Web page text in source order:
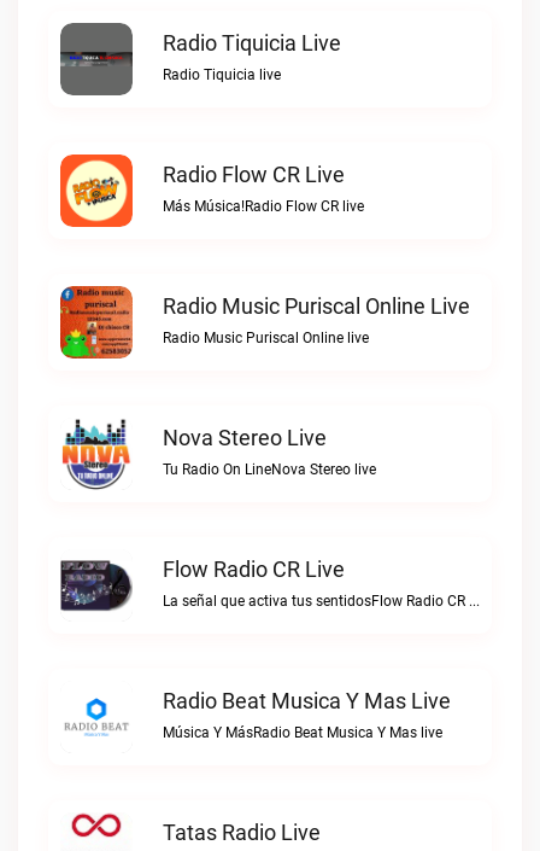
Radio Tiquicia Live
Radio Tiquicia live
Radio Flow CR Live
Más Música!Radio Flow CR live
Radio Music Puriscal Online Live
Radio Music Puriscal Online live
Nova Stereo Live
Tu Radio On LineNova Stereo live
Flow Radio CR Live
La señal que activa tus sentidosFlow Radio CR live
Radio Beat Musica Y Mas Live
Música Y MásRadio Beat Musica Y Mas live
Tatas Radio Live